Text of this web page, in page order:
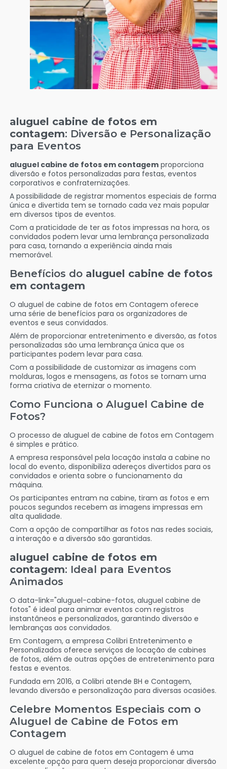
aluguel cabine de fotos em
contagem: Diversão e Personalização
para Eventos
aluguel cabine de fotos em contagem proporciona
diversão e fotos personalizadas para festas, eventos
corporativos e confraternizações.
A possibilidade de registrar momentos especiais de forma
única e divertida tem se tornado cada vez mais popular
em diversos tipos de eventos.
Com a praticidade de ter as fotos impressas na hora, os
convidados podem levar uma lembrança personalizada
para casa, tornando a experiência ainda mais
memorável.
Benefícios do aluguel cabine de fotos
em contagem
O aluguel de cabine de fotos em Contagem oferece
uma série de benefícios para os organizadores de
eventos e seus convidados.
Além de proporcionar entretenimento e diversão, as fotos
personalizadas são uma lembrança única que os
participantes podem levar para casa.
Com a possibilidade de customizar as imagens com
molduras, logos e mensagens, as fotos se tornam uma
forma criativa de eternizar o momento.
Como Funciona o Aluguel Cabine de
Fotos?
O processo de aluguel de cabine de fotos em Contagem
é simples e prático.
A empresa responsável pela locação instala a cabine no
local do evento, disponibiliza adereços divertidos para os
convidados e orienta sobre o funcionamento da
máquina.
Os participantes entram na cabine, tiram as fotos e em
poucos segundos recebem as imagens impressas em
alta qualidade.
Com a opção de compartilhar as fotos nas redes sociais,
a interação e a diversão são garantidas.
aluguel cabine de fotos em
contagem: Ideal para Eventos
Animados
O data-link="aluguel-cabine-fotos, aluguel cabine de
fotos" é ideal para animar eventos com registros
instantâneos e personalizados, garantindo diversão e
lembranças aos convidados.
Em Contagem, a empresa Colibri Entretenimento e
Personalizados oferece serviços de locação de cabines
de fotos, além de outras opções de entretenimento para
festas e eventos.
Fundada em 2016, a Colibri atende BH e Contagem,
levando diversão e personalização para diversas ocasiões.
Celebre Momentos Especiais com o
Aluguel de Cabine de Fotos em
Contagem
O aluguel de cabine de fotos em Contagem é uma
excelente opção para quem deseja proporcionar diversão